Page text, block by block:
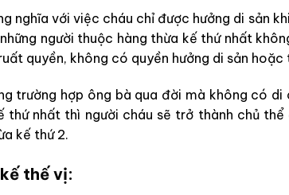
nghĩa với việc cháu chỉ được hưởng di sản
người thuộc hàng thừa kế thứ nhất
quyền, không có quyền hưởng di sản hoặc
trường hợp ông bà qua đời mà không có
thứ nhất thì người cháu sẽ trở thành chủ
kế thứ 2.
thế vị: